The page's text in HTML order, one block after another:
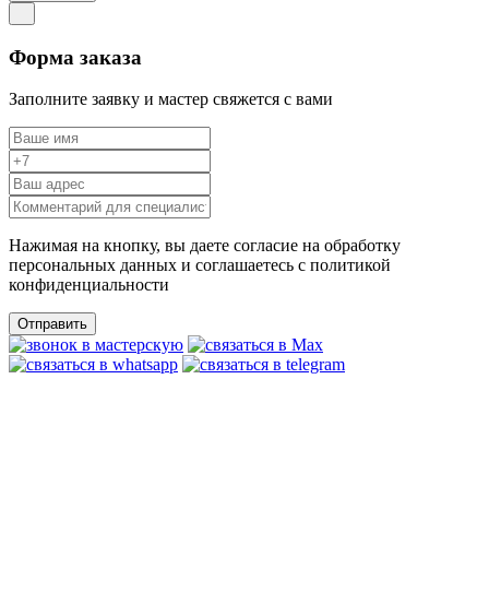
Форма заказа
Заполните заявку и мастер свяжется с вами
Нажимая на кнопку, вы даете согласие на обработку
персональных данных и соглашаетесь c политикой
конфиденциальности
Отправить